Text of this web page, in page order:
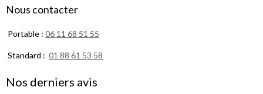
Nous contacter
Portable : 06 11 68 51 55
Standard : 01 88 61 53 58
Nos derniers avis